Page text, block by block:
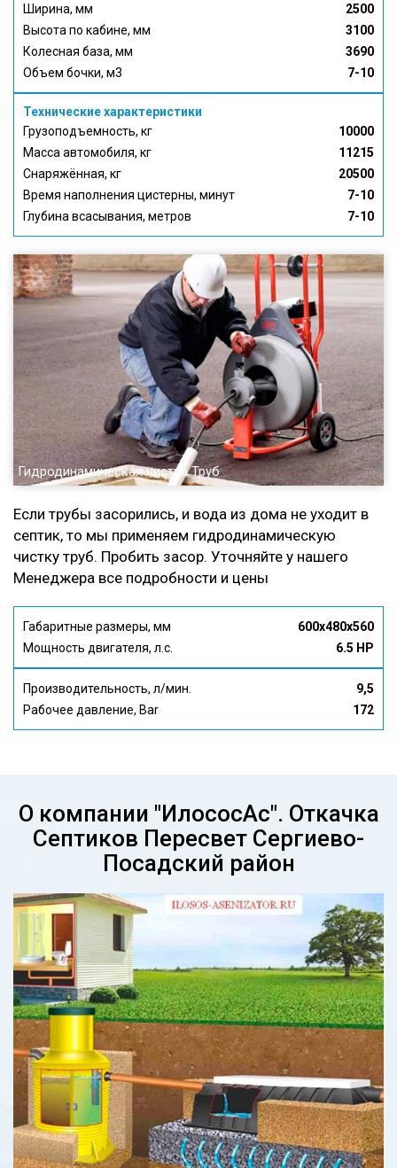
Ширина, мм
2500
Высота по кабине, мм
3100
Колесная база, мм
3690
Объем бочки, м3
7-10
Технические характеристики
Грузоподъемность, кг
10000
Масса автомобиля, кг
11215
Снаряжённая, кг
20500
Время наполнения цистерны, минут
7-10
Глубина всасывания, метров
7-10
Гидродинамическая чистка Труб
Если трубы засорились, и вода из дома не уходит в
септик, то мы применяем гидродинамическую
чистку труб. Пробить засор. Уточняйте у нашего
Менеджера все подробности и цены
Габаритные размеры, мм
600x480x560
Мощность двигателя, л.с.
6.5 HP
Производительность, л/мин.
9,5
Рабочее давление, Bar
172
О компании "ИлососАс". Откачка
Септиков Пересвет Сергиево-
Посадский район